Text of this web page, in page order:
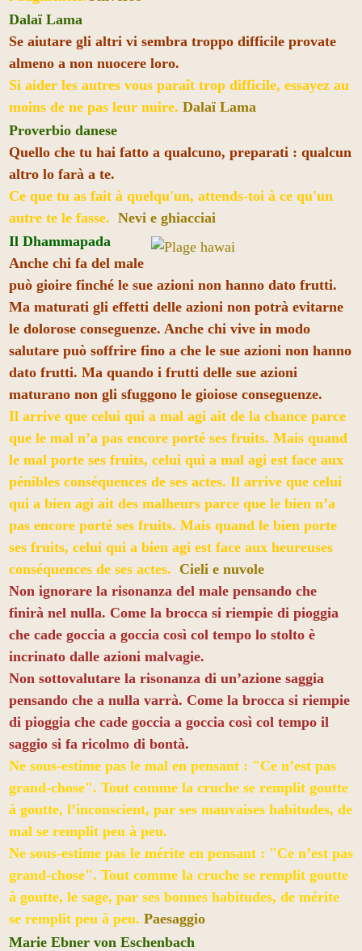
Dalaï Lama
Se aiutare gli altri vi sembra troppo difficile provate
almeno a non nuocere loro.
Si aider les autres vous paraît trop difficile, essayez au
moins de ne pas leur nuire. Dalaï Lama
Proverbio danese
Quello che tu hai fatto a qualcuno, preparati : qualcun
altro lo farà a te.
Ce que tu as fait à quelqu'un, attends-toi à ce qu'un
autre te le fasse. Nevi e ghiacciai
Il Dhammapada
Anche chi fa del male
può gioire finché le sue azioni non hanno dato frutti.
Ma maturati gli effetti delle azioni non potrà evitarne
le dolorose conseguenze. Anche chi vive in modo
salutare può soffrire fino a che le sue azioni non hanno
dato frutti. Ma quando i frutti delle sue azioni
maturano non gli sfuggono le gioiose conseguenze.
Il arrive que celui qui a mal agi ait de la chance parce
que le mal n’a pas encore porté ses fruits. Mais quand
le mal porte ses fruits, celui qui a mal agi est face aux
pénibles conséquences de ses actes. Il arrive que celui
qui a bien agi ait des malheurs parce que le bien n’a
pas encore porté ses fruits. Mais quand le bien porte
ses fruits, celui qui a bien agi est face aux heureuses
conséquences de ses actes. Cieli e nuvole
Non ignorare la risonanza del male pensando che
finirà nel nulla. Come la brocca si riempie di pioggia
che cade goccia a goccia così col tempo lo stolto è
incrinato dalle azioni malvagie.
Non sottovalutare la risonanza di un’azione saggia
pensando che a nulla varrà. Come la brocca si riempie
di pioggia che cade goccia a goccia così col tempo il
saggio si fa ricolmo di bontà.
Ne sous-estime pas le mal en pensant : "Ce n’est pas
grand-chose". Tout comme la cruche se remplit goutte
à goutte, l’inconscient, par ses mauvaises habitudes, de
mal se remplit peu à peu.
Ne sous-estime pas le mérite en pensant : "Ce n’est pas
grand-chose". Tout comme la cruche se remplit goutte
à goutte, le sage, par ses bonnes habitudes, de mérite
se remplit peu à peu. Paesaggio
Marie Ebner von Eschenbach